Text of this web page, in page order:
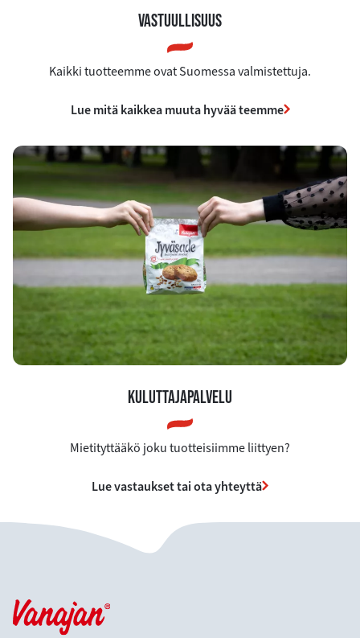
VASTUULLISUUS
Kaikki tuotteemme ovat Suomessa valmistettuja.
Lue mitä kaikkea muuta hyvää teemme
KULUTTAJAPALVELU
Mietityttääkö joku tuotteisiimme liittyen?
Lue vastaukset tai ota yhteyttä